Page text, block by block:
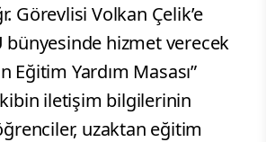
Görevlisi Volkan Çelik’e
bünyesinde hizmet verecek
Eğitim Yardım Masası”
iletişim bilgilerinin
uzaktan eğitim